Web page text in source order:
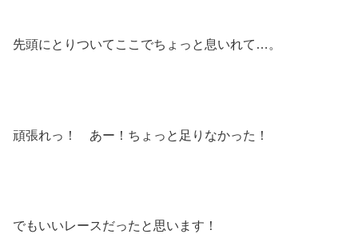
先頭にとりついてここでちょっと息いれて…。
頑張れっ！ あー！ちょっと足りなかった！
でもいいレースだったと思います！